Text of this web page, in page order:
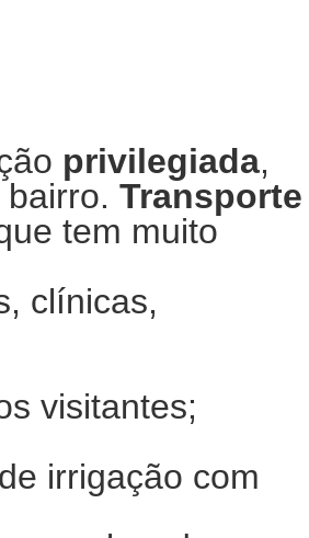
privilegiada,
Transporte
tem muito
clínicas,
visitantes;
irrigação com